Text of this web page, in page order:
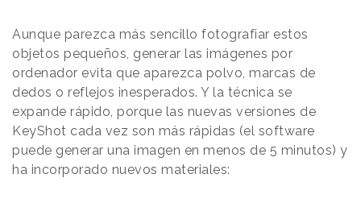
Aunque parezca más sencillo fotografiar estos
objetos pequeños, generar las imágenes por
ordenador evita que aparezca polvo, marcas de
dedos o reflejos inesperados. Y la técnica se
expande rápido, porque las nuevas versiones de
KeyShot cada vez son más rápidas (el software
puede generar una imagen en menos de 5 minutos) y
ha incorporado nuevos materiales: